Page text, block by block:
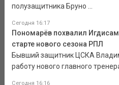
полузащитника Бруно ...
Сегодня 16:17
Пономарёв похвалил
старте нового сезона РПЛ
Бывший защитник ЦСКА
работу нового главного
Сегодня 16:16